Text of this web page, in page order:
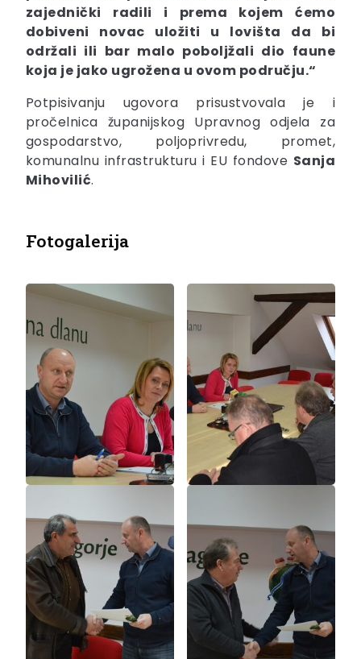
zajednički radili i prema kojem ćemo
dobiveni novac uložiti u lovišta da bi
održali ili bar malo poboljžali dio faune
koja je jako ugrožena u ovom području.“
Potpisivanju ugovora prisustvovala je i
pročelnica županijskog Upravnog odjela za
gospodarstvo, poljoprivredu, promet,
komunalnu infrastrukturu i EU fondove Sanja
Mihovilić.
Fotogalerija